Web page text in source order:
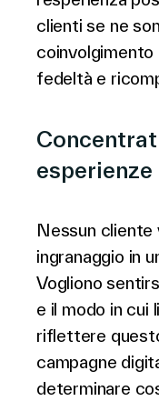
clienti se ne
fedeltà e
Nessun cliente
ingranaggio in
Vogliono
e il modo in cui
riflettere
campagne
determinare